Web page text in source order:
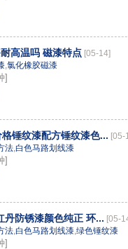
高温吗 磁漆特点 [05-14]
,氯化橡胶磁漆
]
锤纹漆配方锤纹漆色... [05-
法,白色马路划线漆
]
丹防锈漆颜色纯正 环... [05-
法,白色马路划线漆,绿色锤纹漆
]